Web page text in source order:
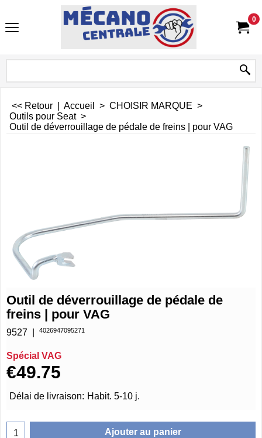
0
<< Retour Accueil > CHOISIR MARQUE >
Outils pour Seat>
Outil de déverrouillage de pédale de freins | pour VAG
Outil de déverrouillage de pédale de
freins | pour VAG
9527 4026947095271
Spécial VAG
€49.75
Délai de livraison: Habit. 5-10 j.
Ajouter au panier